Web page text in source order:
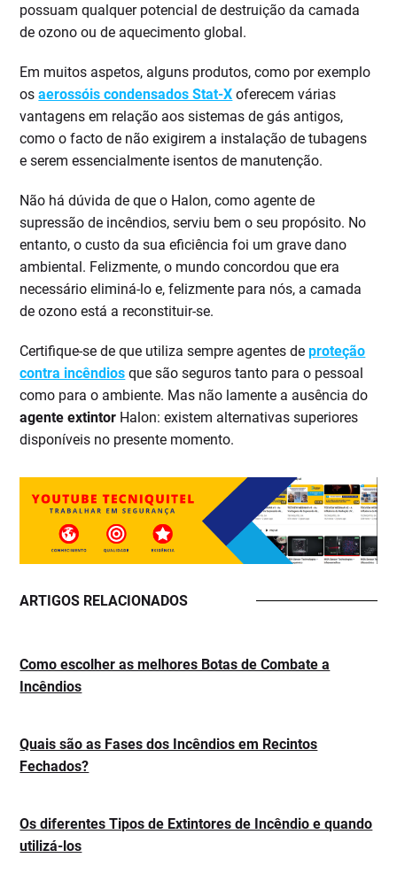
possuam qualquer potencial de destruição da camada
de ozono ou de aquecimento global.
Em muitos aspetos, alguns produtos, como por exemplo
osaerossóis condensados Stat-X oferecem várias
vantagens em relação aos sistemas de gás antigos,
como o facto de não exigirem a instalação de tubagens
e serem essencialmente isentos de manutenção.
Não há dúvida de que o Halon, como agente de
supressão de incêndios, serviu bem o seu propósito. No
entanto, o custo da sua eficiência foi um grave dano
ambiental. Felizmente, o mundo concordou que era
necessário eliminá-lo e, felizmente para nós, a camada
de ozono está a reconstituir-se.
Certifique-se de que utiliza sempre agentes deproteção
contra incêndios que são seguros tanto para o pessoal
como para o ambiente. Mas não lamente a ausência do
agente extintor Halon: existem alternativas superiores
disponíveis no presente momento.
ARTIGOS RELACIONADOS
Como escolher as melhores Botas de Combate a
Incêndios
Quais são as Fases dos Incêndios em Recintos
Fechados?
Os diferentes Tipos de Extintores de Incêndio e quando
utilizá-los